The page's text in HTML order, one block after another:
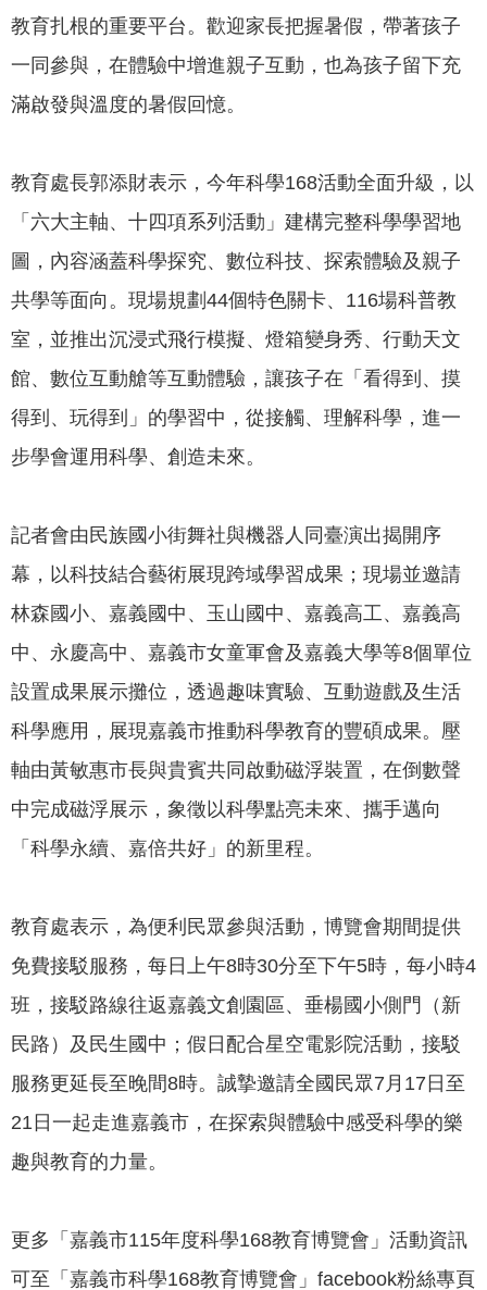
回
頁
資
訊
安
全
策
隱
私
權
資
料
開
放
宣
告
教育扎根的重要平台。歡迎家長把握暑假，帶著孩子
一同參與，在體驗中增進親子互動，也為孩子留下充
滿啟發與溫度的暑假回憶。
教育處長郭添財表示，今年科學168活動全面升級，以
「六大主軸、十四項系列活動」建構完整科學學習地
圖，內容涵蓋科學探究、數位科技、探索體驗及親子
共學等面向。現場規劃44個特色關卡、116場科普教
室，並推出沉浸式飛行模擬、燈箱變身秀、行動天文
館、數位互動艙等互動體驗，讓孩子在「看得到、摸
得到、玩得到」的學習中，從接觸、理解科學，進一
步學會運用科學、創造未來。
記者會由民族國小街舞社與機器人同臺演出揭開序
幕，以科技結合藝術展現跨域學習成果；現場並邀請
林森國小、嘉義國中、玉山國中、嘉義高工、嘉義高
中、永慶高中、嘉義市女童軍會及嘉義大學等8個單位
設置成果展示攤位，透過趣味實驗、互動遊戲及生活
科學應用，展現嘉義市推動科學教育的豐碩成果。壓
軸由黃敏惠市長與貴賓共同啟動磁浮裝置，在倒數聲
中完成磁浮展示，象徵以科學點亮未來、攜手邁向
「科學永續、嘉倍共好」的新里程。
教育處表示，為便利民眾參與活動，博覽會期間提供
免費接駁服務，每日上午8時30分至下午5時，每小時4
班，接駁路線往返嘉義文創園區、垂楊國小側門（新
民路）及民生國中；假日配合星空電影院活動，接駁
服務更延長至晚間8時。誠摯邀請全國民眾7月17日至
21日一起走進嘉義市，在探索與體驗中感受科學的樂
趣與教育的力量。
更多「嘉義市115年度科學168教育博覽會」活動資訊
可至「嘉義市科學168教育博覽會」facebook粉絲專頁